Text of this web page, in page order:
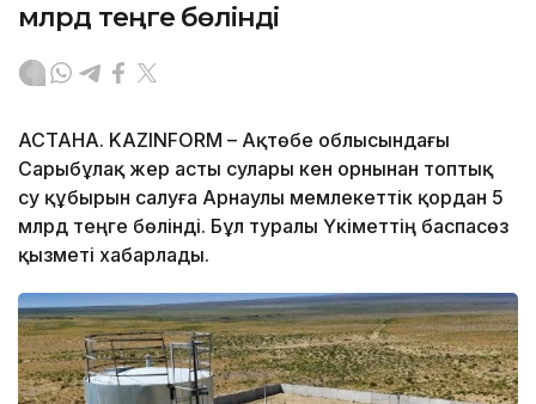
млрд теңге бөлінді
АСТАНА. KAZINFORM – Ақтөбе облысындағы
Сарыбұлақ жер асты сулары кен орнынан топтық
су құбырын салуға Арнаулы мемлекеттік қордан 5
млрд теңге бөлінді. Бұл туралы Үкіметтің баспасөз
қызметі хабарлады.